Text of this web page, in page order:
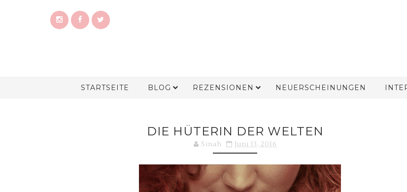
STARTSEITE BLOG REZENSIONEN NEUERSCHEINUNGEN
DIE HÜTERIN DER WELTEN
Sinah Juni 13, 2016